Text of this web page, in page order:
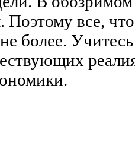
Поэтому все,
более.